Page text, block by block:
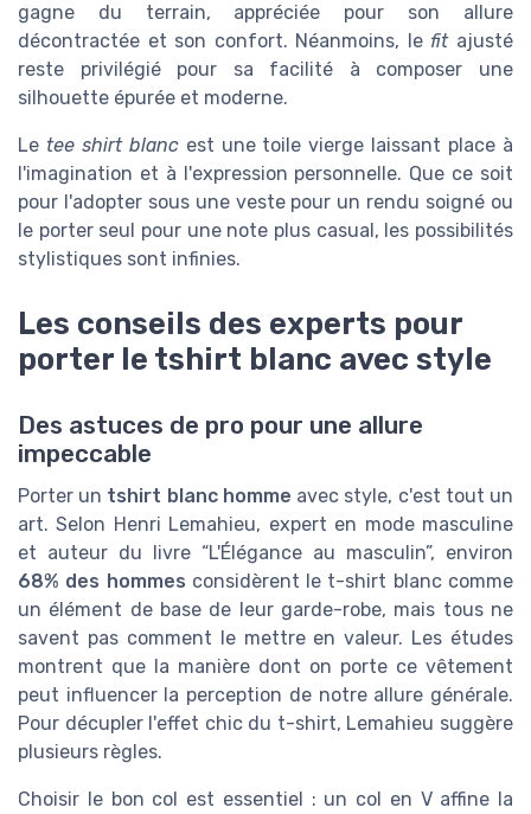
gagne du terrain, appréciée pour son allure
décontractée et son confort. Néanmoins, le fitajusté
reste privilégié pour sa facilité à composer une
silhouette épurée et moderne.
Le tee shirt blancest une toile vierge laissant place à
l'imagination et à l'expression personnelle. Que ce soit
pour l'adopter sous une veste pour un rendu soigné ou
le porter seul pour une note plus casual, les possibilités
stylistiques sont infinies.
Les conseils des experts pour
porter le tshirt blanc avec style
Des astuces de pro pour une allure
impeccable
Porter un tshirt blanc homme avec style, c'est tout un
art. Selon Henri Lemahieu, expert en mode masculine
et auteur du livre “L'Élégance au masculin”, environ
68% des hommes considèrent le t-shirt blanc comme
un élément de base de leur garde-robe, mais tous ne
savent pas comment le mettre en valeur. Les études
montrent que la manière dont on porte ce vêtement
peut influencer la perception de notre allure générale.
Pour décupler l'effet chic du t-shirt, Lemahieu suggère
plusieurs règles.
Choisir le bon col est essentiel : un col en V affine la